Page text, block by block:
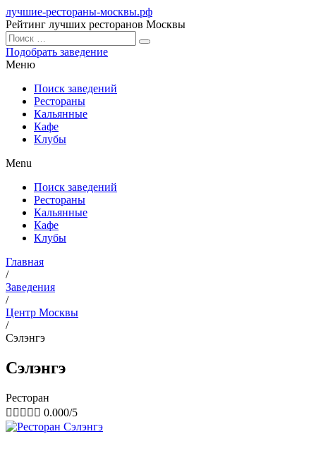
лучшие-рестораны-москвы.рф
Рейтинг лучших ресторанов Москвы
Подобрать заведение
Меню
Поиск заведений
Рестораны
Кальянные
Кафе
Клубы
Menu
Поиск заведений
Рестораны
Кальянные
Кафе
Клубы
Главная
/
Заведения
/
Центр Москвы
/
Сэлэнгэ
Сэлэнгэ
Ресторан
     0.000/5